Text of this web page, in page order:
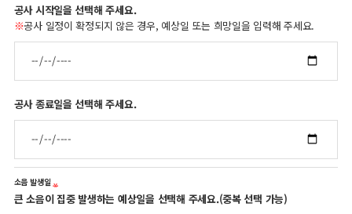
공사 시작일을 선택해 주세요.
※공사 일정이 확정되지 않은 경우, 예상일 또는 희망일을 입력해 주세요.
공사 종료일을 선택해 주세요.
소음 발생일
큰 소음이 집중 발생하는 예상일을 선택해 주세요.(중복 선택 가능)